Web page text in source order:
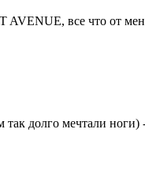
AVENUE, все что от
так долго мечтали